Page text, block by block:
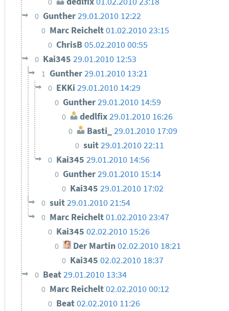
0 Gunther29.01.2010 12:22
0 Marc Reichelt01.02.2010 23:15
0 ChrisB05.02.2010 00:55
0 Kai345 29.01.2010 12:53
1 Gunther29.01.2010 13:21
0 EKKi29.01.2010 14:29
0 Gunther29.01.2010 14:59
0 dedlfix29.01.2010 16:26
0 Basti_ 29.01.2010 17:09
0 suit29.01.2010 22:11
0 Kai34529.01.2010 14:56
0 Gunther29.01.2010 15:14
0 Kai345 29.01.2010 17:02
0 suit29.01.2010 21:54
0 Marc Reichelt01.02.2010 23:47
0 Kai34502.02.2010 15:26
0 Der Martin02.02.2010 18:21
0 Kai345 02.02.2010 18:37
0 Beat29.01.2010 13:34
0 Marc Reichelt02.02.2010 00:12
0 Beat02.02.2010 11:26